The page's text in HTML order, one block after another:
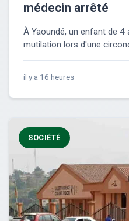
médecin arrêté
À Yaoundé, un enfant de 4
mutilation lors d'une
il y a 16 heures
SOCIÉTÉ